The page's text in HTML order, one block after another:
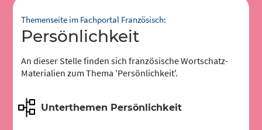
Themenseite im Fachportal Französisch:
Persönlichkeit
An dieser Stelle finden sich französische Wortschatz-
Materialien zum Thema 'Persönlichkeit'.
Unterthemen Persönlichkeit